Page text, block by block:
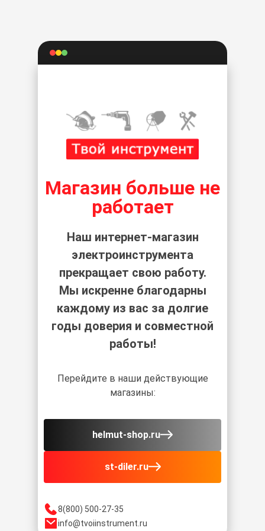
8(800) 500-27-35
info@tvoiinstrument.ru
Магазин больше не
работает
Наш интернет-магазин
электроинструмента
прекращает свою работу.
Мы искренне благодарны
каждому из вас за долгие
годы доверия и совместной
работы!
Перейдите в наши действующие
магазины:
helmut-shop.ru
st-diler.ru